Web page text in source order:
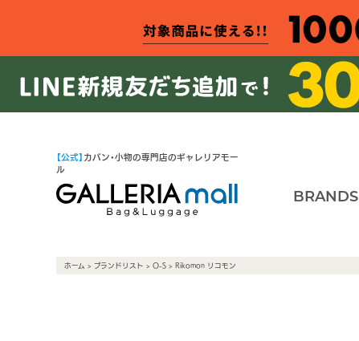
【公式】 カバン・小物の専門店のギャレリアモー
ル
BRANDS
ホーム > ブランドリスト > O-S > Rikomon リコモン